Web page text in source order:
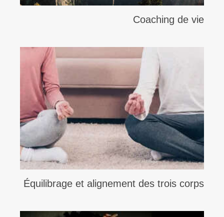
Coaching de vie
Équilibrage et alignement des trois corps